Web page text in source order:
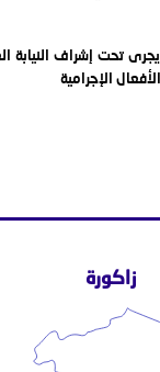
يجرى تحت إشراف
الإجرامية
زاكورة